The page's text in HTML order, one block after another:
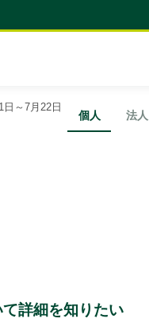
個人 法人
日～7月22日
詳細を知りたい